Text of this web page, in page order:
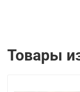
Товары